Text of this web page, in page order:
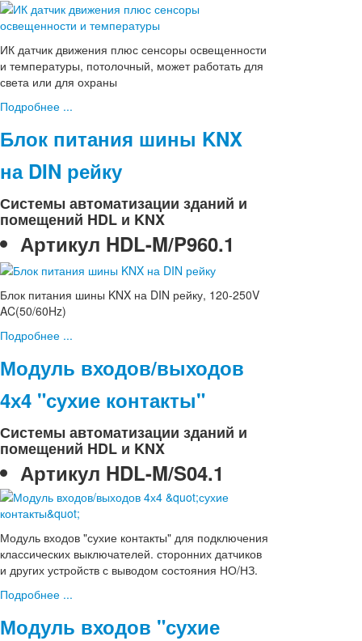
ИК датчик движения плюс сенсоры освещенности
и температуры, потолочный, может работать для
света или для охраны
Подробнее ...
Блок питания шины KNX
на DIN рейку
Системы автоматизации зданий и
помещений HDL и KNX
Артикул HDL-M/P960.1
Блок питания шины KNX на DIN рейку, 120-250V
AC(50/60Hz)
Подробнее ...
Модуль входов/выходов
4х4 "сухие контакты"
Системы автоматизации зданий и
помещений HDL и KNX
Артикул HDL-M/S04.1
Модуль входов "сухие контакты" для подключения
классических выключателей. сторонних датчиков
и других устройств с выводом состояния НО/НЗ.
Подробнее ...
Модуль входов "сухие